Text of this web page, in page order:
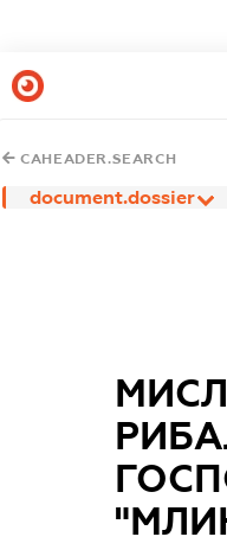
CAHEADER.SEARCH
document.dossier